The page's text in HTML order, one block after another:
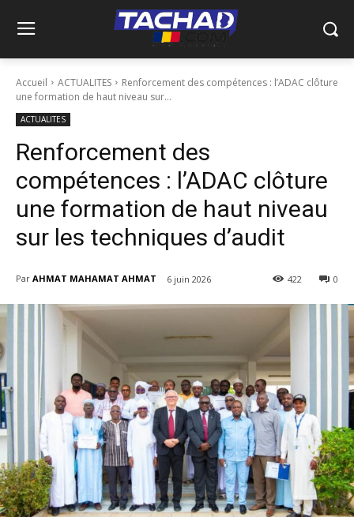
Accueil ACTUALITES
Renforcement des compétences : l’ADAC clôture
une formation de haut niveau sur...
ACTUALITES
Renforcement des
compétences : l’ADAC clôture
une formation de haut niveau
sur les techniques d’audit
Par AHMAT MAHAMAT AHMAT 6 juin 2026 0
422